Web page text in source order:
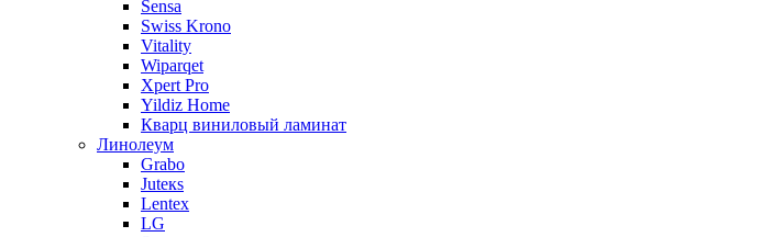
Sensa
Swiss Krono
Vitality
Wiparqet
Xpert Pro
Yildiz Home
Кварц виниловый ламинат
Линолеум
Grabo
Juteкs
Lentex
LG